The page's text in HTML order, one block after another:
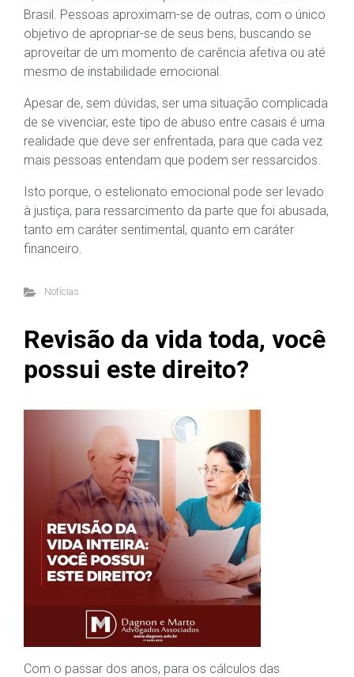
Brasil. Pessoas aproximam-se de outras, com o único
objetivo de apropriar-se de seus bens, buscando se
aproveitar de um momento de carência afetiva ou até
mesmo de instabilidade emocional.
Apesar de, sem dúvidas, ser uma situação complicada
de se vivenciar, este tipo de abuso entre casais é uma
realidade que deve ser enfrentada, para que cada vez
mais pessoas entendam que podem ser ressarcidos.
Isto porque, o estelionato emocional pode ser levado
à justiça, para ressarcimento da parte que foi abusada,
tanto em caráter sentimental, quanto em caráter
financeiro.
Notícias
Revisão da vida toda, você
possui este direito?
Com o passar dos anos, para os cálculos das